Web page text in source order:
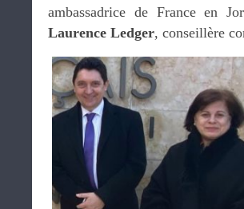
ambassadrice de France en
Laurence Ledger, conseillère